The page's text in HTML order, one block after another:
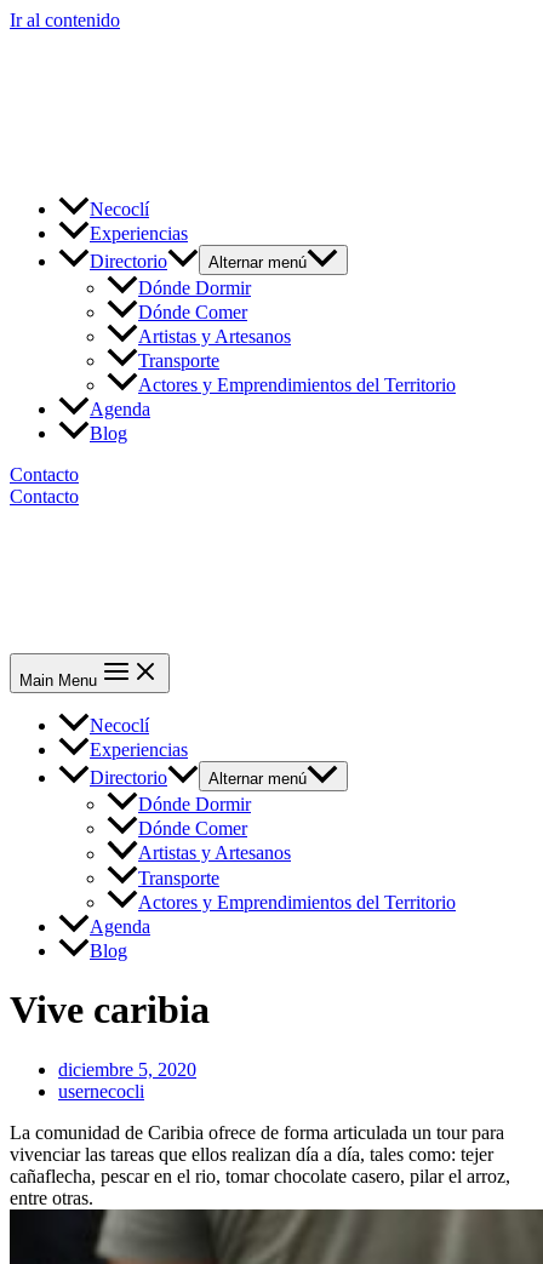
Ir al contenido
Necoclí
Experiencias
Directorio
Alternar menú
Dónde Dormir
Dónde Comer
Artistas y Artesanos
Transporte
Actores y Emprendimientos del Territorio
Agenda
Blog
Contacto
Contacto
Main Menu
Necoclí
Experiencias
Directorio
Alternar menú
Dónde Dormir
Dónde Comer
Artistas y Artesanos
Transporte
Actores y Emprendimientos del Territorio
Agenda
Blog
Vive caribia
diciembre 5, 2020
usernecocli
La comunidad de Caribia ofrece de forma articulada un tour para
vivenciar las tareas que ellos realizan día a día, tales como: tejer
cañaflecha, pescar en el rio, tomar chocolate casero, pilar el arroz,
entre otras.